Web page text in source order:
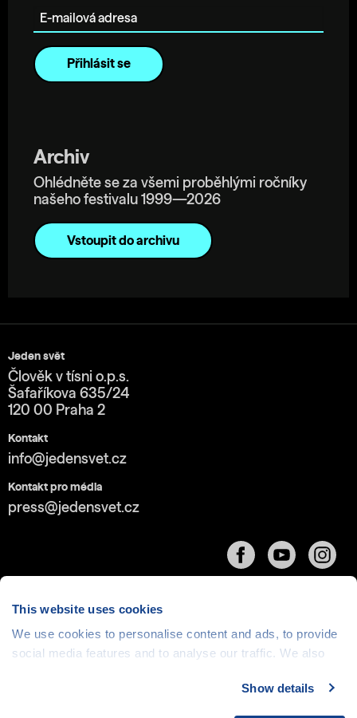
This website uses cookies
We use cookies to personalise content and ads, to provide
social media features and to analyse our traffic. We also
media, advertising and analytics partners who may
Show details
Archiv
Ohlédněte se za všemi proběhlými ročníky
našeho festivalu 1999—2026
Vstoupit do archivu
Jeden svět
Člověk v tísni o.p.s.
Šafaříkova 635/24
120 00 Praha 2
Kontakt
info@jedensvet.cz
Kontakt pro média
press@jedensvet.cz
Cookies| © 1999-2026 Člověk v tísni o.p.s., web běží